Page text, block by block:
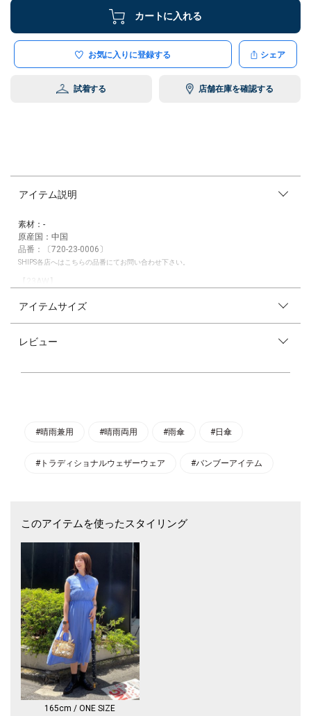
カートに入れる
お気に入りに登録する シェア
試着する 店舗在庫を確認する
アイテム説明
素材：-
原産国：中国
品番：〔720-23-0006〕
SHIPS各店へはこちらの品番にてお問い合わせ下さい。
【Traditional Weatherwear】から人気シリーズのドット柄が再登場！
E」。
1974年にゴム引きコートからスタートした英国マッキントッシュ社のブ
※サイト上のカラー表記と商品タグのカラー名が異なる場合がございま
す。ご了承くださいませ。
※製品には尖った部分があります。常に周囲の安全を確認してご使用くだ
さい。
※傘を開く際は生地を十分にほぐしてからゆっくりと開けてください。
※ステッキがわりに使用しないでください。
※手元、または骨の先端等が壊れたまま使用しないでください。
※傘骨の一部にグラスファイバー（ガラス繊維）を使用しています。傘骨
の表面に傷がついた場合、飛び出したガラス繊維が手指に刺さる事があり
ますので、素手で触らない様ご注意ください。
※豪雨、強風時は破損の恐れがありますので、使用しないでください。
※学童向けの設計にはなっておりません。
※製品の生地一部に若干のシワや細かいキズが入ることがございますが、
アイテムサイズ
レビュー
#晴雨兼用 #晴雨両用 #雨傘 #日傘
#トラディショナルウェザーウェア #バンブーアイテム
このアイテムを使ったスタイリング
165cm / ONE SIZE